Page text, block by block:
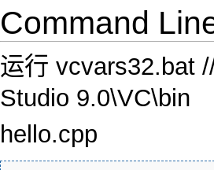
Command
运行 vcvars32.bat
Studio 9.0\VC\bin
hello.cpp